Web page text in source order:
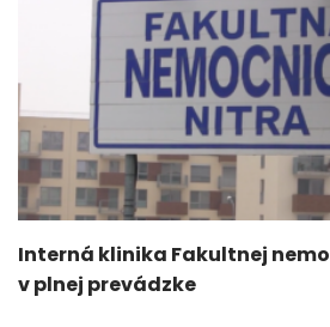
Interná klinika Fakultnej
v plnej prevádzke